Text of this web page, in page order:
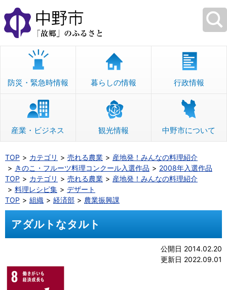
本
文
へ
移
防災・緊急時情報 暮らしの情報 行政情報
産業・ビジネス 観光情報 中野市について
TOP カテゴリ 売れる農業
産地発！みんなの料理紹介
きのこ・フルーツ料理コンクール入選作品
2008年入選作品
TOP
カテゴリ 売れる農業
産地発！みんなの料理紹介
料理レシピ集
デザート
TOP
組織 経済部 農業振興課
アダルトなタルト
公開日 2014.02.20
更新日 2022.09.01